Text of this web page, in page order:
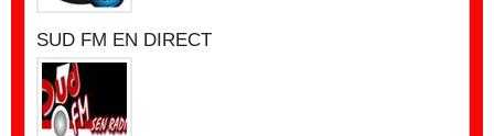
SUD FM EN DIRECT